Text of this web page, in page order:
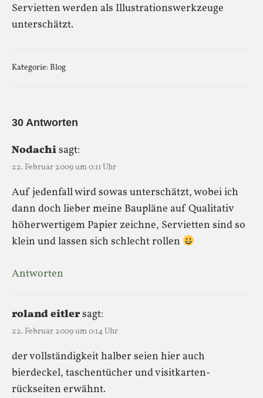
Servietten werden als Illustrationswerkzeuge
unterschätzt.
Kategorie:Blog
30 Antworten
Nodachisagt:
22. Februar 2009 um 0:11 Uhr
Auf jedenfall wird sowas unterschätzt, wobei ich
dann doch lieber meine Baupläne auf Qualitativ
höherwertigem Papier zeichne, Servietten sind so
klein und lassen sich schlecht rollen
Antworten
roland eitlersagt:
22. Februar 2009 um 0:14 Uhr
der vollständigkeit halber seien hier auch
bierdeckel, taschentücher und visitkarten-
rückseiten erwähnt.